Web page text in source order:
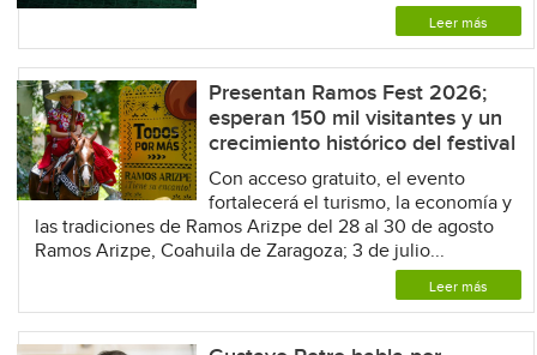
Leer más
Presentan Ramos Fest 2026;
esperan 150 mil visitantes y un
crecimiento histórico del festival
Con acceso gratuito, el evento
fortalecerá el turismo, la economía y
las tradiciones de Ramos Arizpe del 28 al 30 de agosto
Ramos Arizpe, Coahuila de Zaragoza; 3 de julio...
Leer más